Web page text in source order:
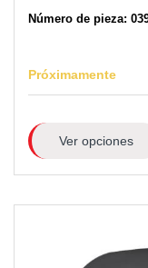
Número de pieza:
Próximamente
Ver opciones